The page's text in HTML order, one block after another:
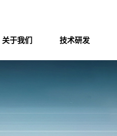
关于我们 技术研发